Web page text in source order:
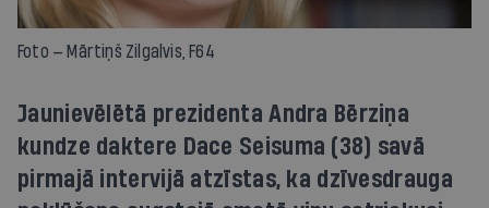
Foto — Mārtiņš Zilgalvis, F64
Jaunievēlētā prezidenta Andra Bērziņa
kundze daktere Dace Seisuma (38) savā
pirmajā intervijā atzīstas, ka dzīvesdrauga